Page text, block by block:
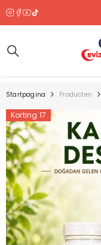
Startpagina Producten
Korting 17